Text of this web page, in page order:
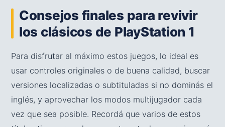
Consejos finales para revivir
los clásicos de PlayStation 1
Para disfrutar al máximo estos juegos, lo ideal es
usar controles originales o de buena calidad, buscar
versiones localizadas o subtituladas si no dominás el
inglés, y aprovechar los modos multijugador cada
vez que sea posible. Recordá que varios de estos